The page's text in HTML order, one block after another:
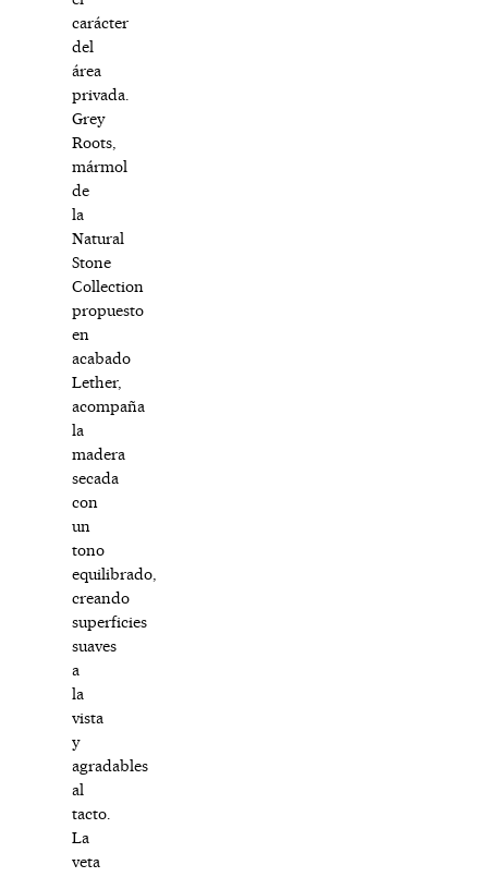
carácter
del
área
privada.
Grey
Roots,
mármol
de
la
Natural
Stone
Collection
propuesto
en
acabado
Lether,
acompaña
la
madera
secada
con
un
tono
equilibrado,
creando
superficies
suaves
a
la
vista
y
agradables
al
tacto.
La
veta